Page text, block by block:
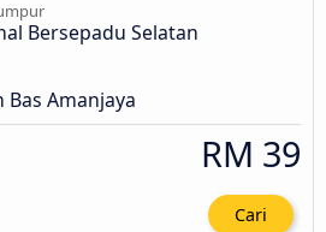
Bersepadu Selatan
Bas Amanjaya
RM 39
Cari